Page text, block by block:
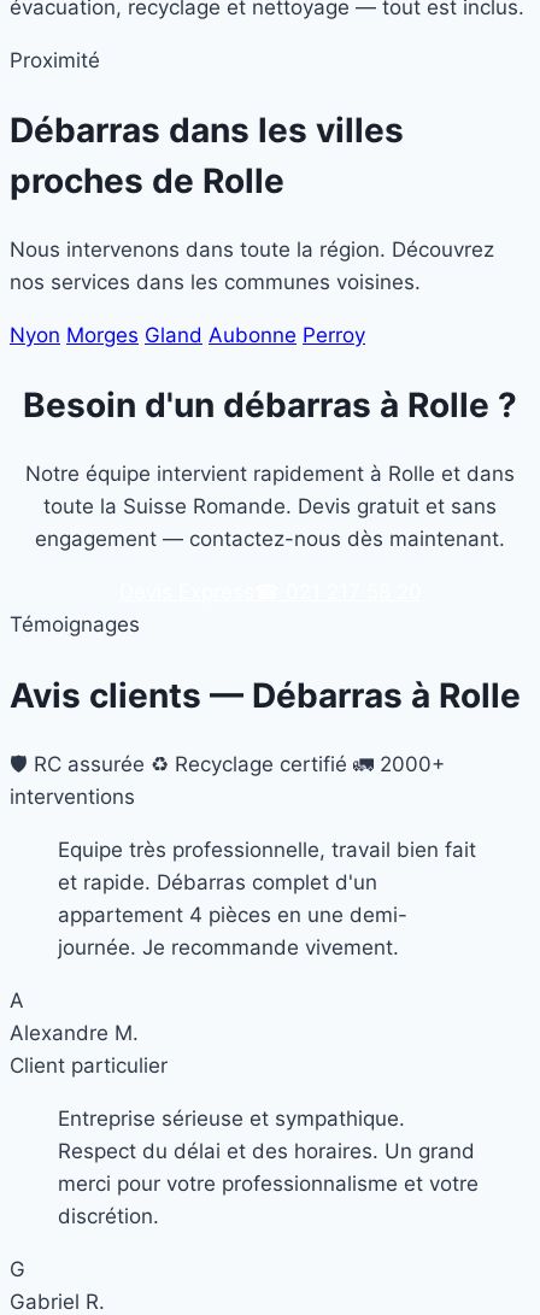
évacuation, recyclage et nettoyage — tout est inclus.
Proximité
Débarras dans les villes
proches de Rolle
Nous intervenons dans toute la région. Découvrez
nos services dans les communes voisines.
Nyon Morges Gland Aubonne Perroy
Besoin d'un débarras à Rolle ?
Notre équipe intervient rapidement à Rolle et dans
toute la Suisse Romande. Devis gratuit et sans
engagement — contactez-nous dès maintenant.
Témoignages
Avis clients — Débarras à Rolle
🛡️ RC assurée ♻️ Recyclage certifié 🚛 2000+
interventions
Equipe très professionnelle, travail bien fait
et rapide. Débarras complet d'un
appartement 4 pièces en une demi-
journée. Je recommande vivement.
A
Alexandre M.
Client particulier
Entreprise sérieuse et sympathique.
Respect du délai et des horaires. Un grand
merci pour votre professionnalisme et votre
discrétion.
G
Gabriel R.